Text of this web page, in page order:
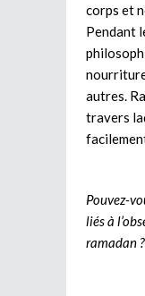
corps et
Pendant
autres.
travers
Pouvez-
liés à
ramadan ?